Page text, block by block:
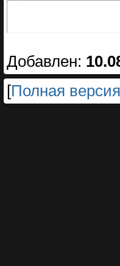
Добавлен:
[Полная